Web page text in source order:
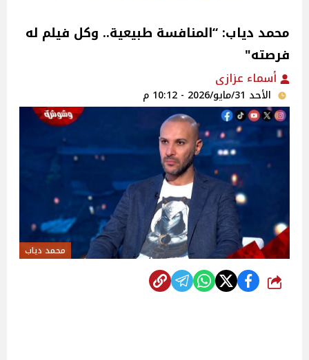
محمد دياب: “المنافسة طبيعية.. وكل فيلم له
فرصته"
أسماء عزازى
الأحد 31/مايو/2026 - 10:12 م
محمد دياب
شارك